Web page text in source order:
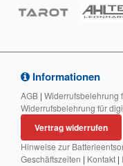
Informationen
AGB | Widerrufsbelehrung
Widerrufsbelehrung für
Vertrag widerrufen
Hinweise zur
Geschäftszeiten | Kontakt |